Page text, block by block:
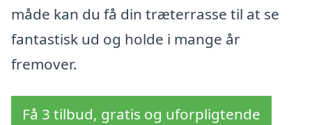
måde kan du få din træterrasse til at se
fantastisk ud og holde i mange år
fremover.
Få 3 tilbud, gratis og uforpligtende